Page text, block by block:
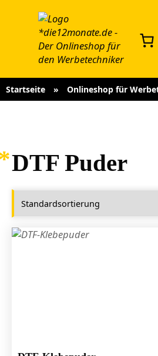
Startseite » Onlineshop für
DTF Puder